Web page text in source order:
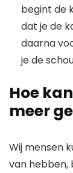
begint de
dat je de
daarna
je de
Hoe
meer
Wij mensen
van hebben,